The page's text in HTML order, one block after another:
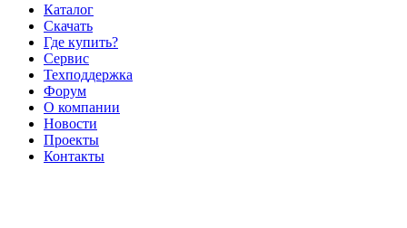
Каталог
Скачать
Где купить?
Сервис
Техподдержка
Форум
О компании
Новости
Проекты
Контакты